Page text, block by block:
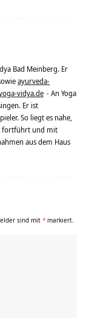
Bad Meinberg. Er
ayurveda-
vidya.de - An Yoga
Er ist
So liegt es nahe,
fortführt und mit
aus dem Haus
sind mit * markiert.